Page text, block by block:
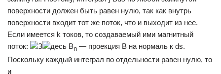
поверхности должен быть равен нулю, так как внутрь
поверхности входит тот же поток, что и выходит из нее.
Если имеется k токов, то создаваемый ими магнитный
поток:
З десь Вn — проекция В на нормаль к ds.
Поскольку каждый интеграл по отдельности равен нулю, то
и